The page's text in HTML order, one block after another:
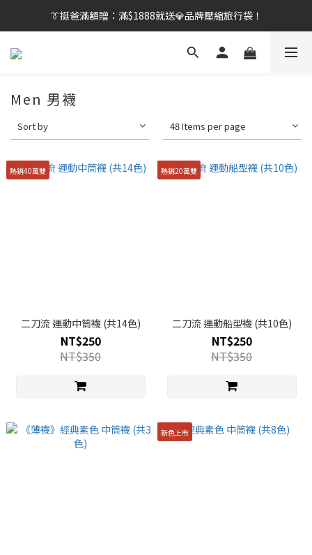
👔挺爸行動：全館襪款【最低$149起】✨立即下單！
Men 男襪
Sort by 48 Items per page
熱銷40萬雙
二刀流 運動中筒襪 (共14色)
NT$250
NT$350
熱銷20萬雙
二刀流 運動船型襪 (共10色)
NT$250
NT$350
新色上市